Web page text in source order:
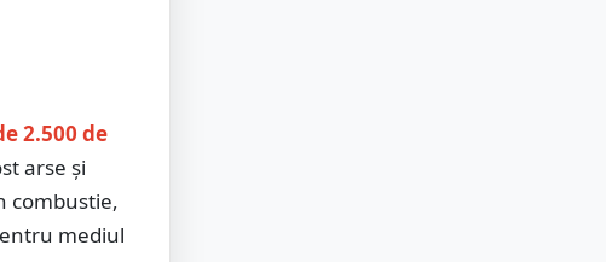
2.500 de
arse și
combustie,
mediul